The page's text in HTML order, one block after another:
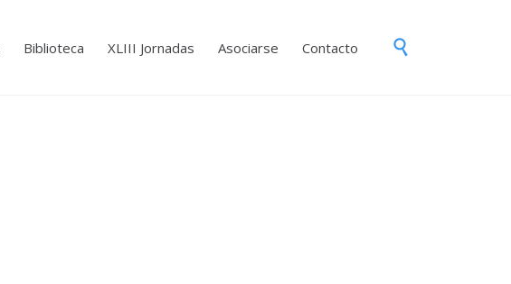
Skip
Biblioteca XLIII Jornadas Asociarse Contacto 